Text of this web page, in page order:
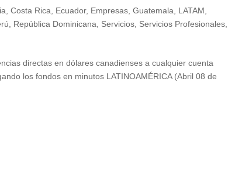
,Costa Rica Ecuador, Empresas ,Guatemala LATAM
República Dominicana Servicios Servicios Profesionales
directas en dólares canadienses a cualquier cuenta
los fondos en minutos LATINOAMÉRICA (Abril 08 de